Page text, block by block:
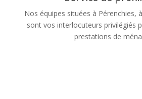
Nos équipes situées à Pérenchies,
sont vos interlocuteurs privilégiés
prestations de